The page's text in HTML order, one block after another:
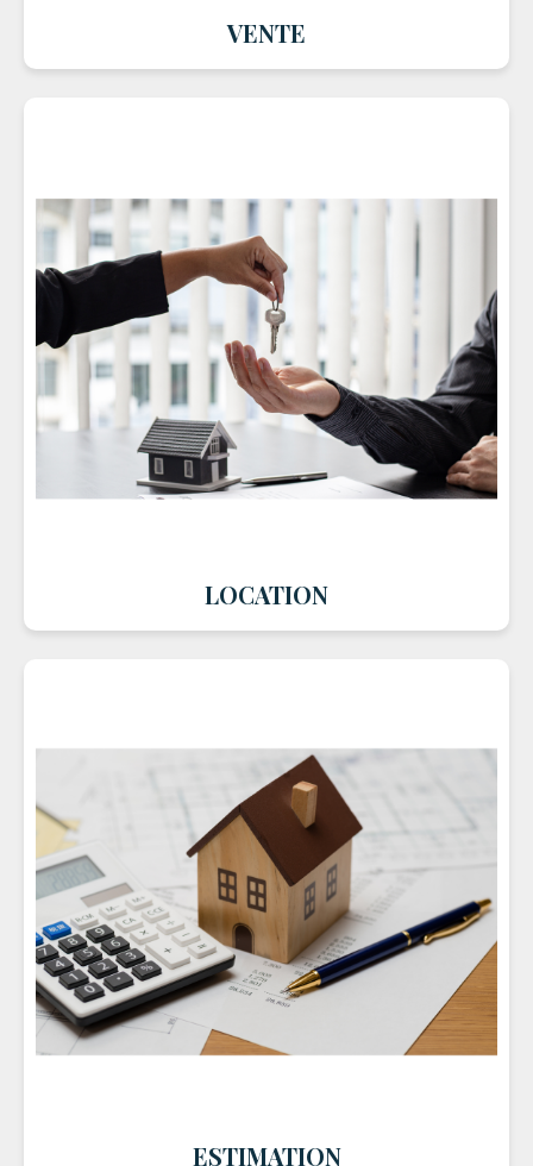
VENTE
LOCATION
ESTIMATION